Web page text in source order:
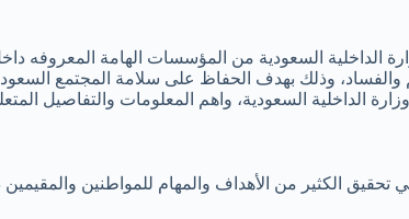
الداخلية السعودية من المؤسسات الهامة المعروفه
وذلك بهدف الحفاظ على سلامة المجتمع
الداخلية السعودية، واهم المعلومات والتفاصيل
تحقيق الكثير من الأهداف والمهام للمواطنين